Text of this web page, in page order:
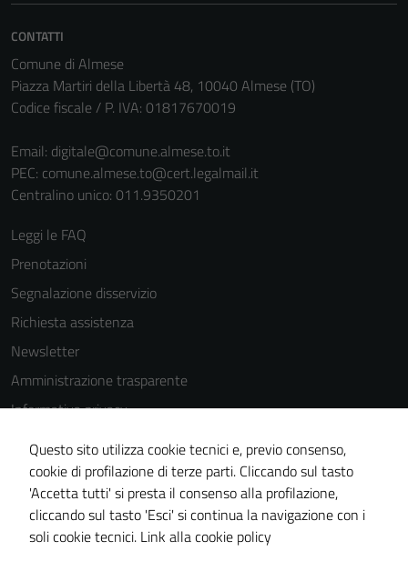
CONTATTI
Comune di Almese
Piazza Martiri della Libertà 48, 10040 Almese (TO)
Codice fiscale / P. IVA: 01817670019
Email: digitale@comune.almese.to.it
PEC: comune.almese.to@cert.legalmail.it
Centralino unico: 011.9350201
Leggi le FAQ
Prenotazioni
Segnalazione disservizio
Richiesta assistenza
Newsletter
Amministrazione trasparente
Informativa privacy
Cookie Policy
Note legali
Dichiarazione di accessibilità
Piano di miglioramento del sito
Questo sito utilizza cookie tecnici e, previo consenso,
cookie di profilazione di terze parti. Cliccando sul tasto
'Accetta tutti' si presta il consenso alla profilazione,
cliccando sul tasto 'Esci' si continua la navigazione con i
soli cookie tecnici. Link alla cookie policy